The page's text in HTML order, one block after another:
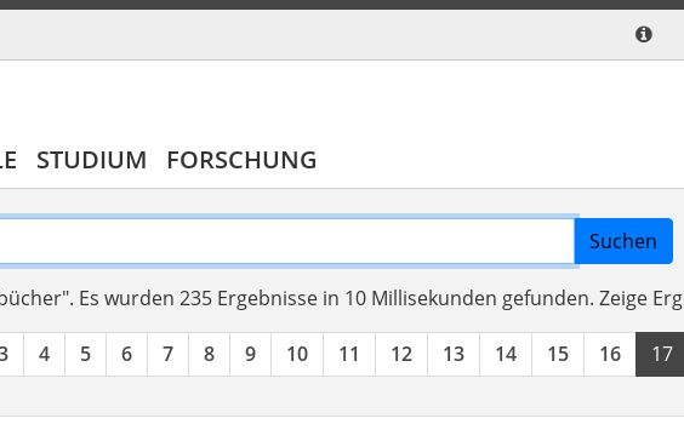
STUDIUM FORSCHUNG
Suchen
Es wurden 235 Ergebnisse in 10 Millisekunden gefunden. Zeige
4 5 6 7 8 9 10 11 12 13 14 15 16 17